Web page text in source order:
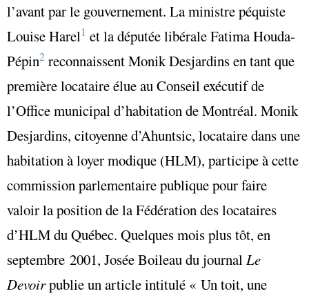
l’avant par le gouvernement. La ministre péquiste
Louise Harel1 et la députée libérale Fatima Houda-
Pépin2 reconnaissent Monik Desjardins en tant que
première locataire élue au Conseil exécutif de
l’Office municipal d’habitation de Montréal. Monik
Desjardins, citoyenne d’Ahuntsic, locataire dans une
habitation à loyer modique (HLM), participe à cette
commission parlementaire publique pour faire
valoir la position de la Fédération des locataires
d’HLM du Québec. Quelques mois plus tôt, en
septembre 2001, Josée Boileau du journalLe
Devoirpublie un article intitulé « Un toit, une